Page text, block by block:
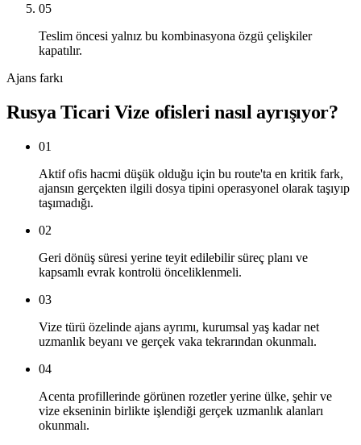
05
Teslim öncesi yalnız bu kombinasyona özgü çelişkiler
kapatılır.
Ajans farkı
Rusya Ticari Vize ofisleri nasıl ayrışıyor?
01
Aktif ofis hacmi düşük olduğu için bu route'ta en kritik fark,
ajansın gerçekten ilgili dosya tipini operasyonel olarak taşıyıp
taşımadığı.
02
Geri dönüş süresi yerine teyit edilebilir süreç planı ve
kapsamlı evrak kontrolü önceliklenmeli.
03
Vize türü özelinde ajans ayrımı, kurumsal yaş kadar net
uzmanlık beyanı ve gerçek vaka tekrarından okunmalı.
04
Acenta profillerinde görünen rozetler yerine ülke, şehir ve
vize ekseninin birlikte işlendiği gerçek uzmanlık alanları
okunmalı.